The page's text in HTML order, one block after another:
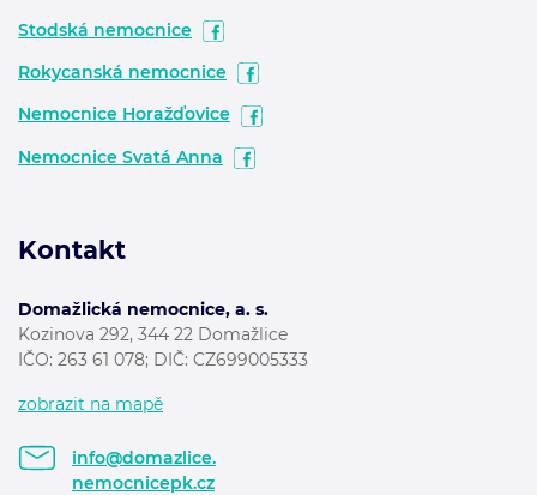
Stodská nemocnice
Rokycanská nemocnice
Nemocnice Horažďovice
Nemocnice Svatá Anna
Kontakt
Domažlická nemocnice, a. s.
Kozinova 292, 344 22 Domažlice
IČO: 263 61 078; DIČ: CZ699005333
zobrazit na mapě
info@domazlice.
nemocnicepk.cz